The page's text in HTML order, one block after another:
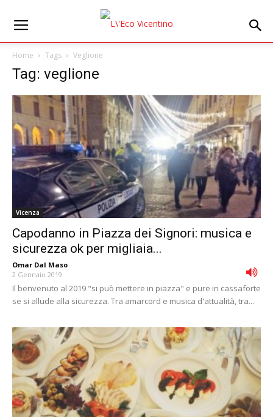
Home Tags Veglione
Tag: veglione
Vicenza
Capodanno in Piazza dei Signori: musica e
sicurezza ok per migliaia...
Omar Dal Maso -
2 Gennaio 2019
Il benvenuto al 2019 "si può mettere in piazza" e pure in cassaforte
se si allude alla sicurezza. Tra amarcord e musica d'attualità, tra...